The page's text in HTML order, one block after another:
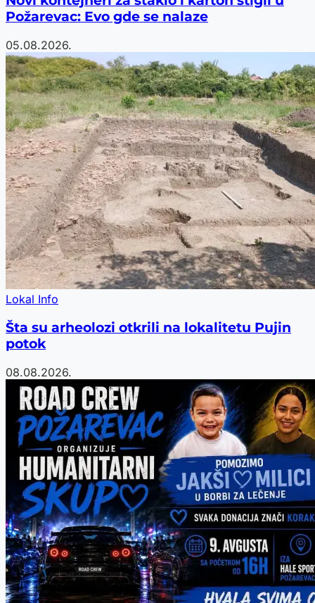
Požarevac: Evo gde se nalaze
05.08.2026.
Lokal Info
Šta su arheolozi otkrili na lokalitetu Pujin
potok
08.08.2026.